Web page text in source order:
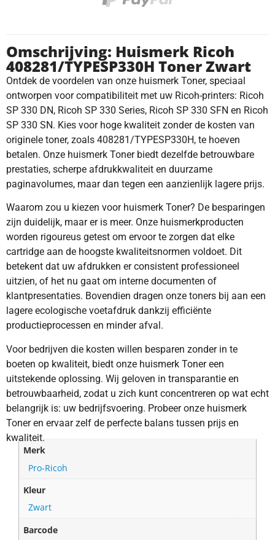
Omschrijving: Huismerk Ricoh
408281/TYPESP330H Toner Zwart
Ontdek de voordelen van onze huismerk Toner, speciaal
ontworpen voor compatibiliteit met uw Ricoh-printers: Ricoh
SP 330 DN, Ricoh SP 330 Series, Ricoh SP 330 SFN en Ricoh
SP 330 SN. Kies voor hoge kwaliteit zonder de kosten van
originele toner, zoals 408281/TYPESP330H, te hoeven
betalen. Onze huismerk Toner biedt dezelfde betrouwbare
prestaties, scherpe afdrukkwaliteit en duurzame
paginavolumes, maar dan tegen een aanzienlijk lagere prijs.
Waarom zou u kiezen voor huismerk Toner? De besparingen
zijn duidelijk, maar er is meer. Onze huismerkproducten
worden rigoureus getest om ervoor te zorgen dat elke
cartridge aan de hoogste kwaliteitsnormen voldoet. Dit
betekent dat uw afdrukken er consistent professioneel
uitzien, of het nu gaat om interne documenten of
klantpresentaties. Bovendien dragen onze toners bij aan een
lagere ecologische voetafdruk dankzij efficiënte
productieprocessen en minder afval.
Voor bedrijven die kosten willen besparen zonder in te
boeten op kwaliteit, biedt onze huismerk Toner een
uitstekende oplossing. Wij geloven in transparantie en
betrouwbaarheid, zodat u zich kunt concentreren op wat echt
belangrijk is: uw bedrijfsvoering. Probeer onze huismerk
Toner en ervaar zelf de perfecte balans tussen prijs en
kwaliteit.
Merk
Pro-Ricoh
Kleur
Zwart
Barcode